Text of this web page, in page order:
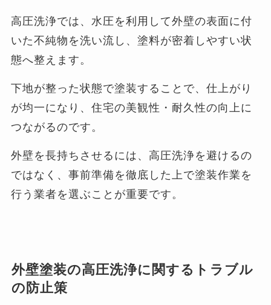
高圧洗浄では、水圧を利用して外壁の表面に付
いた不純物を洗い流し、塗料が密着しやすい状
態へ整えます。
下地が整った状態で塗装することで、仕上がり
が均一になり、住宅の美観性・耐久性の向上に
つながるのです。
外壁を長持ちさせるには、高圧洗浄を避けるの
ではなく、事前準備を徹底した上で塗装作業を
行う業者を選ぶことが重要です。
外壁塗装の高圧洗浄に関するトラブル
の防止策